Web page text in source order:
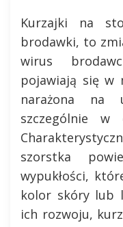
Kurzajki na
brodawki, to
wirus
pojawiają się w
narażona na
szczególnie
szorstka
wypukłości,
kolor skóry lub
ich rozwoju,